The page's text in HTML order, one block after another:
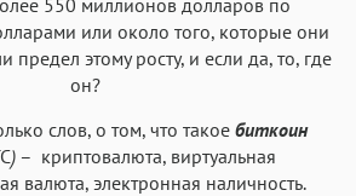
Arial Georgia Times New Roman
Аа Аа Аа
или около того, которые они
предел этому росту, и если да, то, где
он?
слов, о том, что такое биткоин
)– криптовалюта, виртуальная
валюта, электронная наличность.